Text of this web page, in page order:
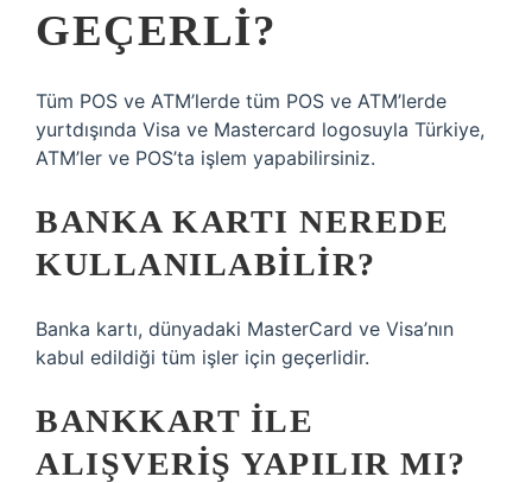
GEÇERLI?
Tüm POS ve ATM’lerde tüm POS ve ATM’lerde
yurtdışında Visa ve Mastercard logosuyla Türkiye,
ATM’ler ve POS’ta işlem yapabilirsiniz.
BANKA KARTI NEREDE
KULLANILABILIR?
Banka kartı, dünyadaki MasterCard ve Visa’nın
kabul edildiği tüm işler için geçerlidir.
BANKKART ILE
ALIŞVERIŞ YAPILIR MI?